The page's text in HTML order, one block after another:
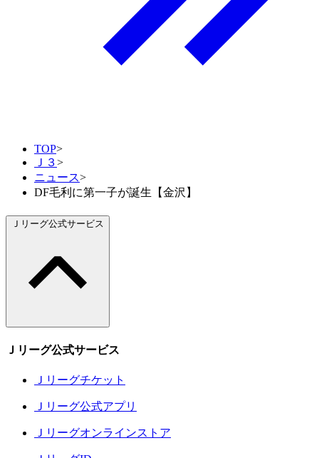
TOP>
Ｊ３>
ニュース>
DF毛利に第一子が誕生【金沢】
Ｊリーグ公式サービス
Ｊリーグ公式サービス
Ｊリーグチケット
Ｊリーグ公式アプリ
Ｊリーグオンラインストア